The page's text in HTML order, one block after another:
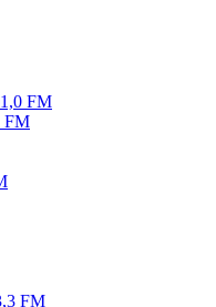
FM
FM
FM